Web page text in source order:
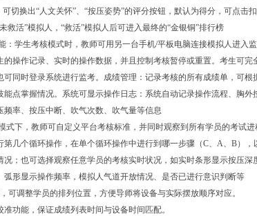
可切换出“人文关怀”、“按压姿势”的评分按钮，默认为得分，可点击
救活”模拟人，“救活”模拟人后可进入最终的“金银铜”排行榜
：学生考核模式时，教师可用另一台手机/平板电脑连接模拟人进入
的操作记录、实时的操作数据，并且控制考核暂停或重置。考生可完
可同时登录系统进行监考。成绩管理：记录考核的所有成绩单，可根
能点掌握情况。系统可显示操作日志：系统自动记录操作流程、胸外
频率、按压中断、吹气次数、吹气量等信息
式下，教师可自定义平台考核标准，并同时观察到所有学员的考试进
第几个循环操作，在单个循环操作中进行到哪一步骤（C、A、B），
况；也可选择观察任意学员的考核实时状况，如实时条形显示按压深
弧形显示操作频率，模拟人气道开放情况、是否已进行意识判断等
可调整学员的排列位置，方便导师将设备与实际摆放顺序对应。
准功能，保证成绩列表时间与设备时间匹配。